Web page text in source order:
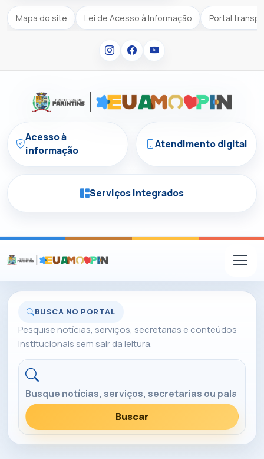
Mapa do site Lei de Acesso à Informação Portal
Acesso à
informação
Atendimento digital
Serviços integrados
BUSCA NO PORTAL
Pesquise notícias, serviços, secretarias e conteúdos
institucionais sem sair da leitura.
Buscar no portal
Buscar